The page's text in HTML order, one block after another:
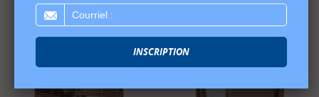
Courriel
INSCRIPTION